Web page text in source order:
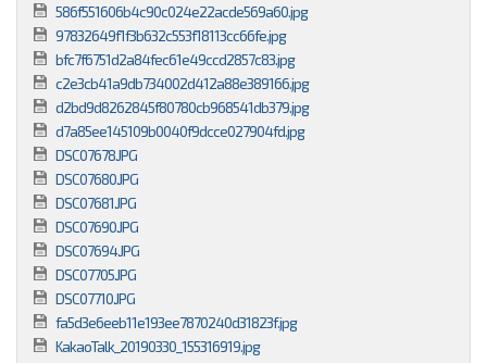
586f551606b4c90c024e22acde569a60.jpg
97832649f1f3b632c553f18113cc66fe.jpg
bfc7f6751d2a84fec61e49ccd2857c83.jpg
c2e3cb41a9db734002d412a88e389166.jpg
d2bd9d8262845f80780cb968541db379.jpg
d7a85ee145109b0040f9dcce027904fd.jpg
DSC07678.JPG
DSC07680.JPG
DSC07681.JPG
DSC07690.JPG
DSC07694.JPG
DSC07705.JPG
DSC07710.JPG
fa5d3e6eeb11e193ee7870240d31823f.jpg
KakaoTalk_20190330_155316919.jpg